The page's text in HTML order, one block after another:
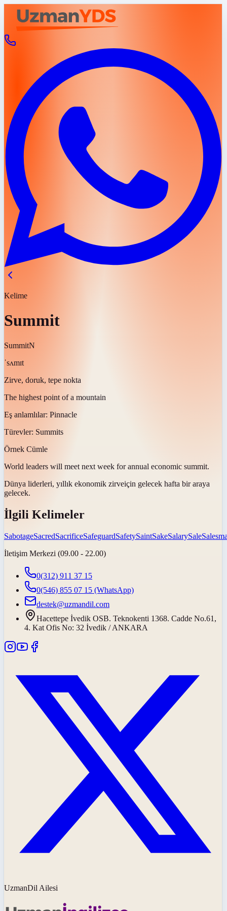
Kelime
Summit
SummitN
ˈsʌmɪt
Zirve, doruk, tepe nokta
The highest point of a mountain
Eş anlamlılar: Pinnacle
Türevler: Summits
Örnek Cümle
World leaders will meet next week for annual economic summit.
Dünya liderleri, yıllık ekonomik zirveiçin gelecek hafta bir araya
gelecek.
İlgili Kelimeler
SabotageSacredSacrificeSafeguardSafetySaintSakeSalarySale
İletişim Merkezi (09.00 - 22.00)
0(312) 911 37 15
0(546) 855 07 15 (WhatsApp)
destek@uzmandil.com
Hacettepe İvedik OSB. Teknokenti 1368. Cadde No.61,
4. Kat Ofis No: 32 İvedik / ANKARA
UzmanDil Ailesi